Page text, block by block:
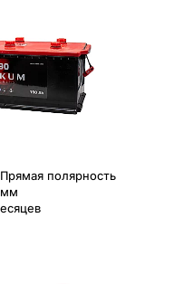
полярность